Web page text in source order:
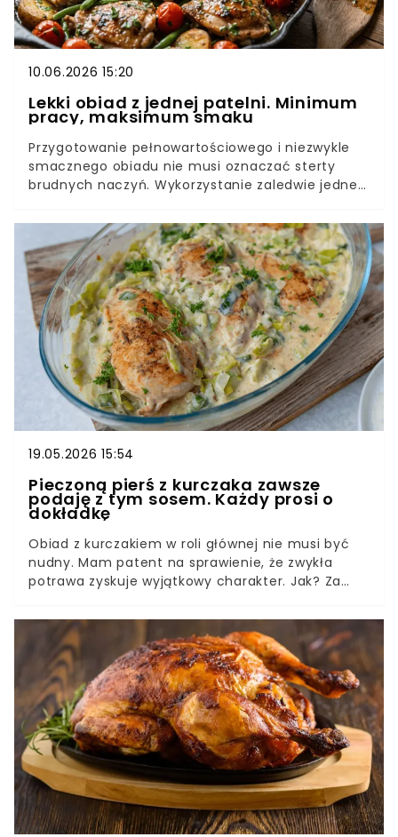
10.06.2026 15:20
Lekki obiad z jednej patelni. Minimum
pracy, maksimum smaku
Przygotowanie pełnowartościowego i niezwykle
smacznego obiadu nie musi oznaczać sterty
brudnych naczyń. Wykorzystanie zaledwie jednej
z mięsa naturalnie przenikają się ze skrobią z
warzyw. Prezentujemy rzetelną recepturę na
soczystego kurczaka z młodymi ziemniakami i
fasolką, która gwarantuje perfekcyjną teksturę.
19.05.2026 15:54
Pieczoną pierś z kurczaka zawsze
podaję z tym sosem. Każdy prosi o
dokładkę
Obiad z kurczakiem w roli głównej nie musi być
nudny. Mam patent na sprawienie, że zwykła
potrawa zyskuje wyjątkowy charakter. Jak? Za
Koniecznie spróbuj!